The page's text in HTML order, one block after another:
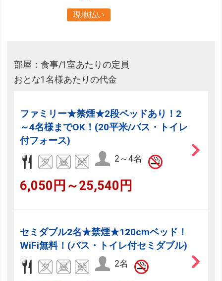
現地払い
部屋：食事/1室あたりの定員
おとな1名様あたりの代金
ファミリー★禁煙★2段ベッドあり！2
～4名様までOK！(20平米/バス・トイレ
付フォース)
2～4名
6,050円～25,540円
セミダブル2名★禁煙★120cmベッド！
WiFi無料！(バス・トイレ付セミダブル)
2名